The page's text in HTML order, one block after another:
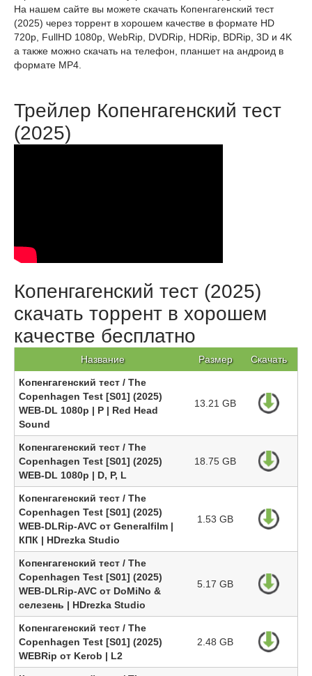
На нашем сайте вы можете скачать Копенгагенский тест
(2025) через торрент в хорошем качестве в формате HD
720p, FullHD 1080p, WebRip, DVDRip, HDRip, BDRip, 3D и 4K
а также можно скачать на телефон, планшет на андроид в
формате MP4.
Трейлер Копенгагенский тест
(2025)
Копенгагенский тест (2025)
скачать торрент в хорошем
качестве бесплатно
Название Размер Скачать
Копенгагенский тест / The
Copenhagen Test [S01] (2025)
WEB-DL 1080p | P | Red Head
Sound
13.21 GB
Копенгагенский тест / The
Copenhagen Test [S01] (2025)
WEB-DL 1080p | D, P, L
18.75 GB
Копенгагенский тест / The
Copenhagen Test [S01] (2025)
WEB-DLRip-AVC от Generalfilm |
КПК | HDrezka Studio
1.53 GB
Копенгагенский тест / The
Copenhagen Test [S01] (2025)
WEB-DLRip-AVC от DoMiNo &
селезень | HDrezka Studio
5.17 GB
Копенгагенский тест / The
Copenhagen Test [S01] (2025)
WEBRip от Kerob | L2
2.48 GB